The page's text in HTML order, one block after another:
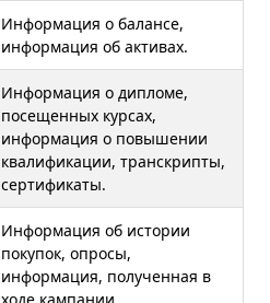
Информация о балансе,
информация об активах.
Информация о дипломе,
посещенных курсах,
информация о повышении
квалификации, транскрипты,
сертификаты.
Информация об истории
покупок, опросы,
информация, полученная в